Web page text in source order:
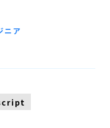
ニア